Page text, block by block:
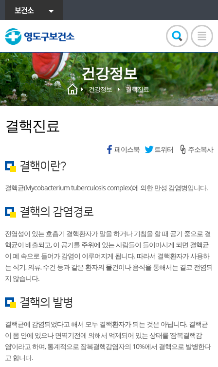
보건소
건강정보
건강정보 결핵진료
결핵진료
페이스북 트위터 주소복사
결핵이란?
결핵균(Mycobacterium tuberculosis complex)에 의한 만성 감염병입니다.
결핵의 감염경로
전염성이 있는 호흡기 결핵환자가 말을 하거나 기침을 할 때 공기 중으로 결
핵균이 배출되고, 이 공기를 주위에 있는 사람들이 들이마시게 되면 결핵균
이 폐 속으로 들어가 감염이 이루어지게 됩니다. 따라서 결핵환자가 사용하
는 식기, 의류, 수건 등과 같은 환자의 물건이나 음식을 통해서는 결코 전염되
지 않습니다.
결핵의 발병
결핵균에 감염되었다고 해서 모두 결핵환자가 되는 것은 아닙니다. 결핵균
이 몸 안에 있으나 면역기전에 의해서 억제되어 있는 상태를 ‘잠복결핵감
염’이라고 하며, 통계적으로 잠복결핵감염자의 10%에서 결핵으로 발병한다
고 합니다.